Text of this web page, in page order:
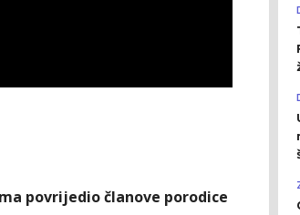
povrijedio članove porodice